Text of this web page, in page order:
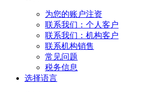
为您的账户注资
联系我们：个人客户
联系我们：机构客户
联系机构销售
常见问题
税务信息
选择语言